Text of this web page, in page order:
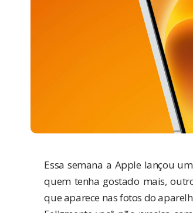
Essa semana a Apple lançou
quem tenha gostado mais,
que aparece nas fotos do